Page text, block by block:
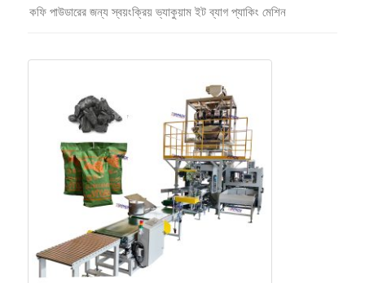
কফি পাউডারের জন্য স্বয়ংক্রিয় ভ্যাকুয়াম ইট ব্যাগ প্যাকিং মেশিন